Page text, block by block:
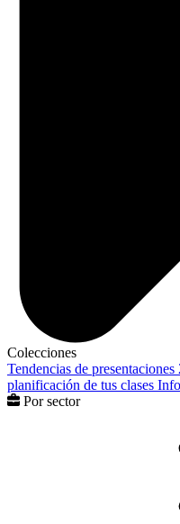
Colecciones
Tendencias de presentaciones
planificación de tus clases
Por sector